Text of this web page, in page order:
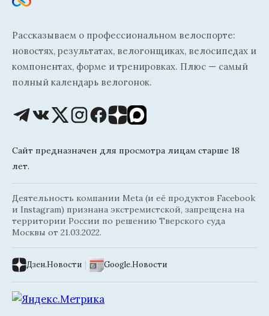
Рассказываем о профессиональном велоспорте:
новостях, результатах, велогонщиках, велосипедах и
компонентах, форме и тренировках. Плюс — самый
полный календарь велогонок.
Сайт предназначен для просмотра лицам старше 18
лет.
Деятельность компании Meta (и её продуктов Facebook
и Instagram) признана экстремистской, запрещена на
территории России по решению Тверского суда
Москвы от 21.03.2022.
Дзен.Новости | Google.Новости